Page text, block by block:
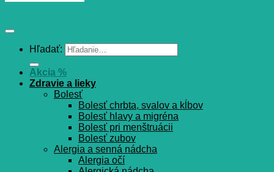
Hľadať:
Akcia %
Zdravie a lieky
Bolesť
Bolesť chrbta, svalov a kĺbov
Bolesť hlavy a migréna
Bolesť pri menštruácii
Bolesť zubov
Alergia a senná nádcha
Alergia očí